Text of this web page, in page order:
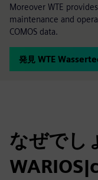
Moreover WTE
maintenance and
COMOS data.
発見 WTE
なぜでし